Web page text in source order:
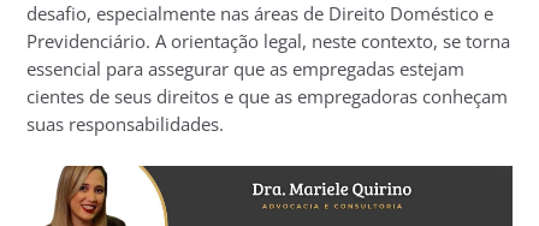
desafio, especialmente nas áreas de Direito Doméstico e
Previdenciário. A orientação legal, neste contexto, se torna
essencial para assegurar que as empregadas estejam
cientes de seus direitos e que as empregadoras conheçam
suas responsabilidades.